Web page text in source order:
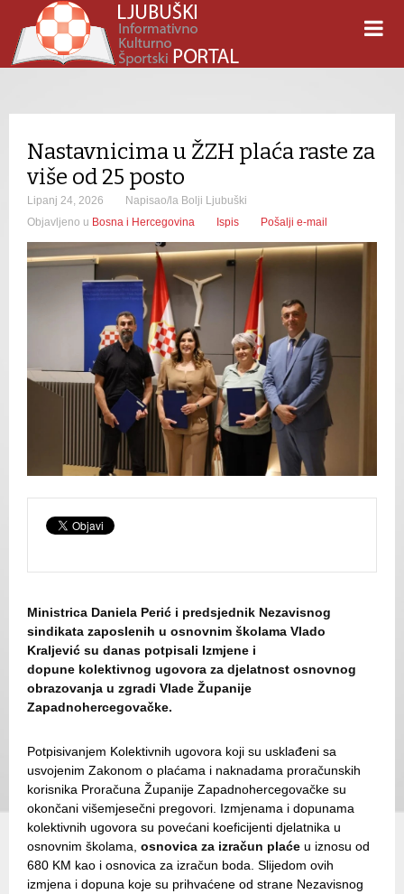
Nastavnicima u ŽZH plaća raste za
više od 25 posto
Lipanj 24, 2026
Napisao/la Bolji Ljubuški
Objavljeno u Bosna i Hercegovina Ispis Pošalji e-mail
Ministrica Daniela Perić i predsjednik Nezavisnog
sindikata zaposlenih u osnovnim školama Vlado
Kraljević su danas potpisali Izmjene i
dopune kolektivnog ugovora za djelatnost osnovnog
obrazovanja u zgradi Vlade Županije
Zapadnohercegovačke.
Potpisivanjem Kolektivnih ugovora koji su usklađeni sa
usvojenim Zakonom o plaćama i naknadama proračunskih
korisnika Proračuna Županije Zapadnohercegovačke su
okončani višemjesečni pregovori. Izmjenama i dopunama
kolektivnih ugovora su povećani koeficijenti djelatnika u
osnovnim školama, osnovica za izračun plaće u iznosu od
680 KM kao i osnovica za izračun boda. Slijedom ovih
izmjena i dopuna koje su prihvaćene od strane Nezavisnog